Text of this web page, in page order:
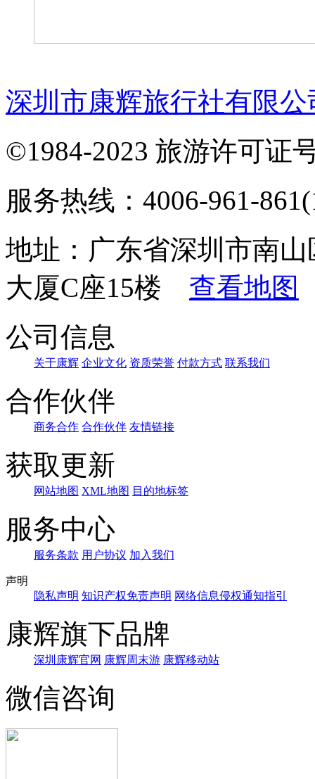
深圳市康辉旅行社有限
©1984-2023 旅游许可证
服务热线：4006-961-
地址：广东省深圳市南
大厦C座15楼 查看地图
公司信息
关于康辉 企业文化 资质荣誉 付款方式 联系我们
合作伙伴
商务合作 合作伙伴 友情链接
获取更新
网站地图 XML地图 目的地标签
服务中心
服务条款 用户协议 加入我们
声明
隐私声明 知识产权免责声明 网络信息侵权通知指引
康辉旗下品牌
深圳康辉官网 康辉周末游 康辉移动站
微信咨询